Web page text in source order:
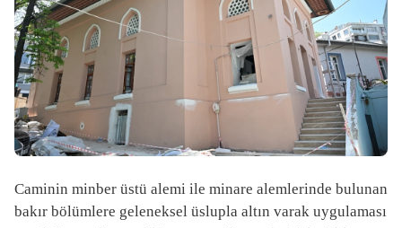
Caminin minber üstü alemi ile minare alemlerinde bulunan
bakır bölümlere geleneksel üslupla altın varak uygulaması